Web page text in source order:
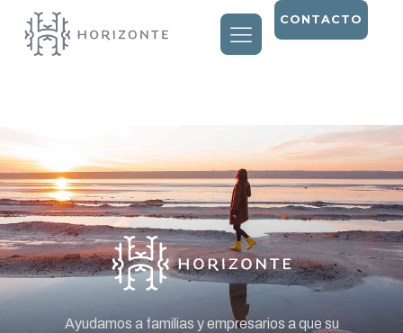
CONTACTO
Ayudamos a familias y empresarios a que su